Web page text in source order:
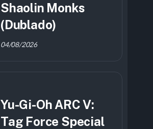
Shaolin Monks
(Dublado)
04/08/2026
Yu-Gi-Oh ARC V:
Tag Force Special